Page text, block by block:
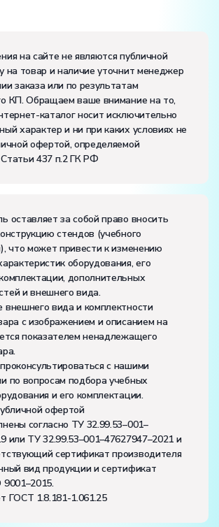
В:3
от поражения электрическим током:
температур, ˚С:+10…+35
%:до 80
которое одновременно и
работать на комплекте:
на сайте не являются публичной
на товар и наличие уточнит менеджер
заказа или по результатам
КП. Обращаем ваше внимание на то,
каталог носит исключительно
характер и ни при каких условиях не
офертой, определяемой
437 п.2 ГК РФ
оставляет за собой право вносить
стендов (учебного
что может привести к изменению
оборудования, его
дополнительных
и внешнего вида.
внешнего вида и комплектности
с изображением и описанием на
показателем ненадлежащего
с нашими
по вопросам подбора учебных
и его комплектации.
офертой
согласно ТУ 32.99.53–001–
или ТУ 32.99.53–001–47627947–2021 и
сертификат производителя
вид продукции и сертификат
ГОСТ 1.8.181-1.061.25